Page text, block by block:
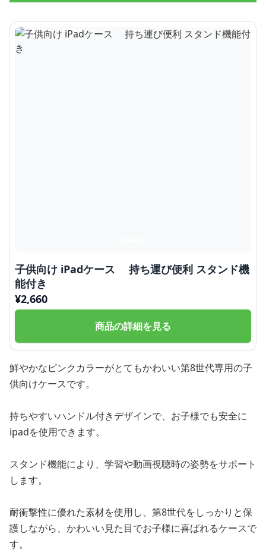
子供向け iPadケース 持ち運び便利 スタンド機
能付き
¥2,660
商品の詳細を見る
鮮やかなピンクカラーがとてもかわいい第8世代専用の子
供向けケースです。
持ちやすいハンドル付きデザインで、お子様でも安全に
ipadを使用できます。
スタンド機能により、学習や動画視聴時の姿勢をサポート
します。
耐衝撃性に優れた素材を使用し、第8世代をしっかりと保
護しながら、かわいい見た目でお子様に喜ばれるケースで
す。